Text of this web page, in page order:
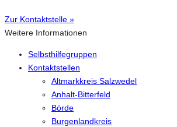
Zur Kontaktstelle »
Weitere Informationen
Selbsthilfegruppen
Kontaktstellen
Altmarkkreis Salzwedel
Anhalt-Bitterfeld
Börde
Burgenlandkreis